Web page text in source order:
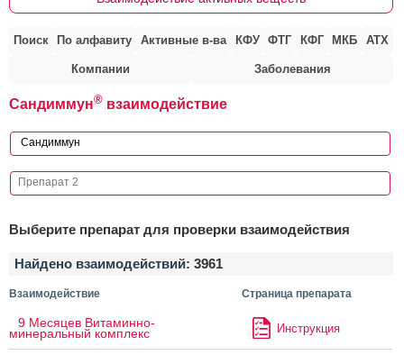
Поиск По алфавиту Активные в-ва КФУ ФТГ КФГ МКБ АТХ
Компании Заболевания
Сандиммун® взаимодействие
Выберите препарат для проверки взаимодействия
Найдено взаимодействий: 3961
Взаимодействие Страница препарата
9 Месяцев Витаминно-
минеральный комплекс Инструкция